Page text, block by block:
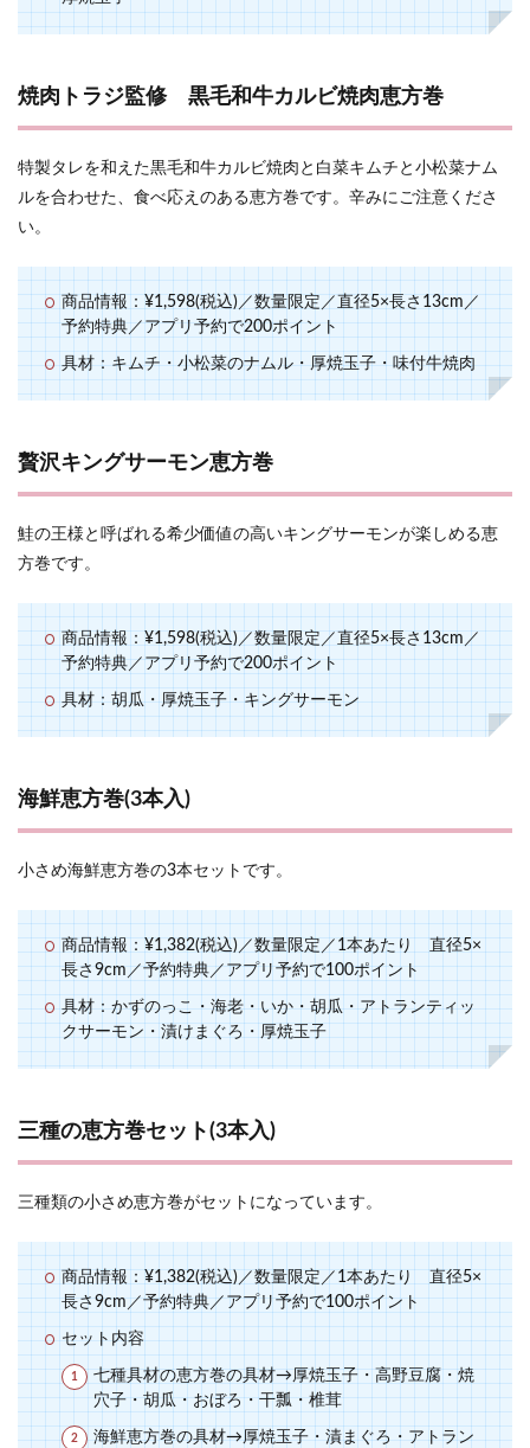
焼肉トラジ監修 黒毛和牛カルビ焼肉恵方巻
特製タレを和えた黒毛和牛カルビ焼肉と白菜キムチと小松菜ナム
ルを合わせた、食べ応えのある恵方巻です。辛みにご注意くださ
い。
商品情報：¥1,598(税込)／数量限定／直径5×長さ13cm／
予約特典／アプリ予約で200ポイント
具材：キムチ・小松菜のナムル・厚焼玉子・味付牛焼肉
贅沢キングサーモン恵方巻
鮭の王様と呼ばれる希少価値の高いキングサーモンが楽しめる恵
方巻です。
商品情報：¥1,598(税込)／数量限定／直径5×長さ13cm／
予約特典／アプリ予約で200ポイント
具材：胡瓜・厚焼玉子・キングサーモン
海鮮恵方巻(3本入)
小さめ海鮮恵方巻の3本セットです。
商品情報：¥1,382(税込)／数量限定／1本あたり 直径5×
長さ9cm／予約特典／アプリ予約で100ポイント
具材：かずのっこ・海老・いか・胡瓜・アトランティッ
クサーモン・漬けまぐろ・厚焼玉子
三種の恵方巻セット(3本入)
三種類の小さめ恵方巻がセットになっています。
商品情報：¥1,382(税込)／数量限定／1本あたり 直径5×
長さ9cm／予約特典／アプリ予約で100ポイント
セット内容
七種具材の恵方巻の具材→厚焼玉子・高野豆腐・焼
穴子・胡瓜・おぼろ・干瓢・椎茸
海鮮恵方巻の具材→厚焼玉子・漬まぐろ・アトラン